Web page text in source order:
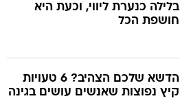
בלילה כנערת ליווי, וכעת היא
חושפת הכל
הדשא שלכם הצהיב? 6 טעויות
קיץ נפוצות שאנשים עושים בגינה